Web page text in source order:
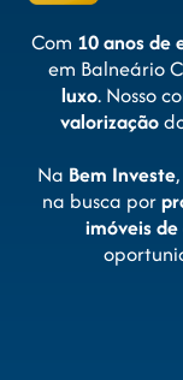
Além
segurança
tanto para
Com 10 anos de
em Balneário
luxo. Nosso
valorização
Na Bem Investe
na busca por
imóveis